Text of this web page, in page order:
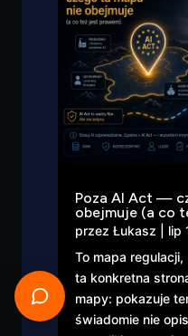
Poza AI Act —
obejmuje (a co
przez Łukasz lip
To mapa
ta konkretna
mapy: pokazuje
świadomie nie